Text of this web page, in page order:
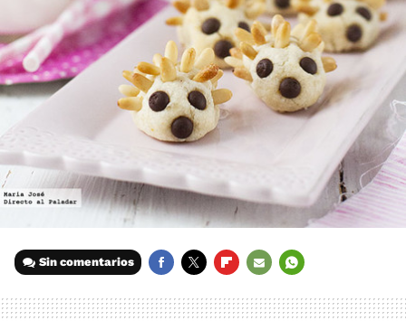
Sin comentarios
MAIL